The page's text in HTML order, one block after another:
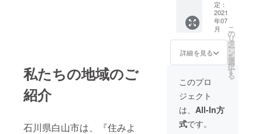
私たちの地域のご
紹介
石川県白山市は、『住みよ
具で30
分間遊
べる券
（2名ま
で）
※7/22（
モニュ
会場で
使える
特製カ
フェ券
名前
は、半
永久的
にそれ
ぞれの
カタチ
で残り
備考欄
に掲載
の名前
を入力
して下
さい。
に名前
が入る
名前の
枠 サ
イズ
大
250×10
（㎜）
・恋人
達が集
う海岸
PR動画
のエン
定：
2021
年07
月
詳細を見る
こ
の
リ
タ
ー
ン
を
選
択
す
る
このプロ
ジェクト
は、 All-In方
式です。